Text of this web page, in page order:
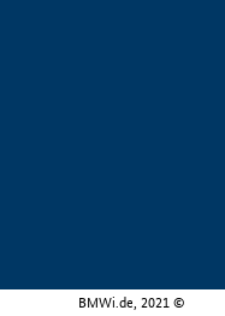
BMWi.de, 2021 ©